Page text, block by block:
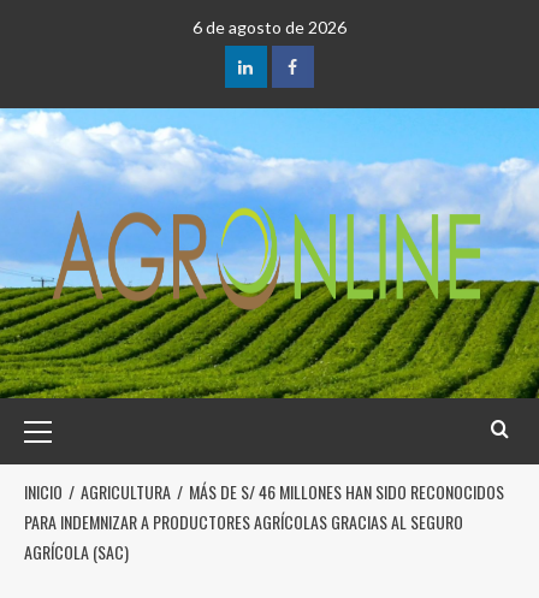
6 de agosto de 2026
INICIO AGRICULTURA
MÁS DE S/ 46 MILLONES HAN SIDO RECONOCIDOS
PARA INDEMNIZAR A PRODUCTORES AGRÍCOLAS GRACIAS AL SEGURO
AGRÍCOLA (SAC)